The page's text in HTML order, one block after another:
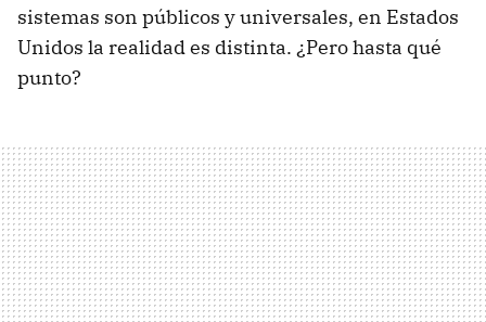
sistemas son públicos y universales, en Estados
Unidos la realidad es distinta. ¿Pero hasta qué
punto?